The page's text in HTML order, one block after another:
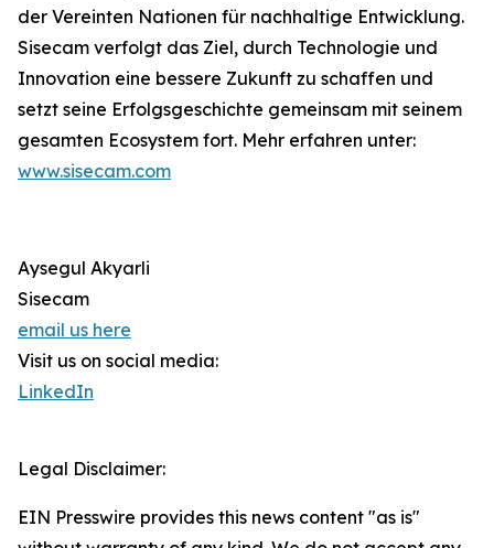
der Vereinten Nationen für nachhaltige Entwicklung.
Sisecam verfolgt das Ziel, durch Technologie und
Innovation eine bessere Zukunft zu schaffen und
setzt seine Erfolgsgeschichte gemeinsam mit seinem
gesamten Ecosystem fort. Mehr erfahren unter:
www.sisecam.com
Aysegul Akyarli
Sisecam
email us here
Visit us on social media:
LinkedIn
Legal Disclaimer:
EIN Presswire provides this news content "as is"